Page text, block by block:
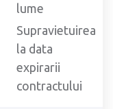
lume
Supravietuirea
la data
expirarii
contractului